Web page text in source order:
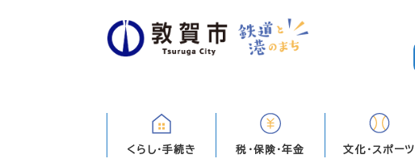
くらし・手続き 税・保険・年金 文化・スポーツ